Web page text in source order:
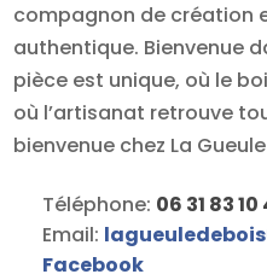
compagnon de création
authentique. Bienvenue
pièce est unique, où le
où l’artisanat retrouve
bienvenue chez La
Téléphone: 06 31 83 10
Email:
Facebook